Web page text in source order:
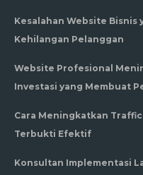
Kesalahan Website Bisnis
Kehilangan Pelanggan
Website Profesional
Investasi yang Membuat
Cara Meningkatkan
Terbukti Efektif
Konsultan Implementasi